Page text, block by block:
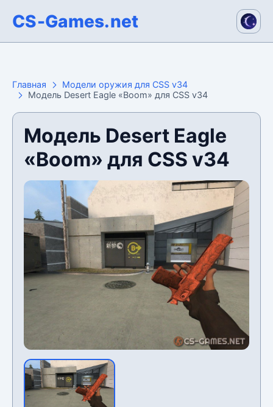
CS-Games.net
Главная
Модели оружия для CSS v34
Модель Desert Eagle «Boom» для CSS v34
Модель Desert Eagle
«Boom» для CSS v34